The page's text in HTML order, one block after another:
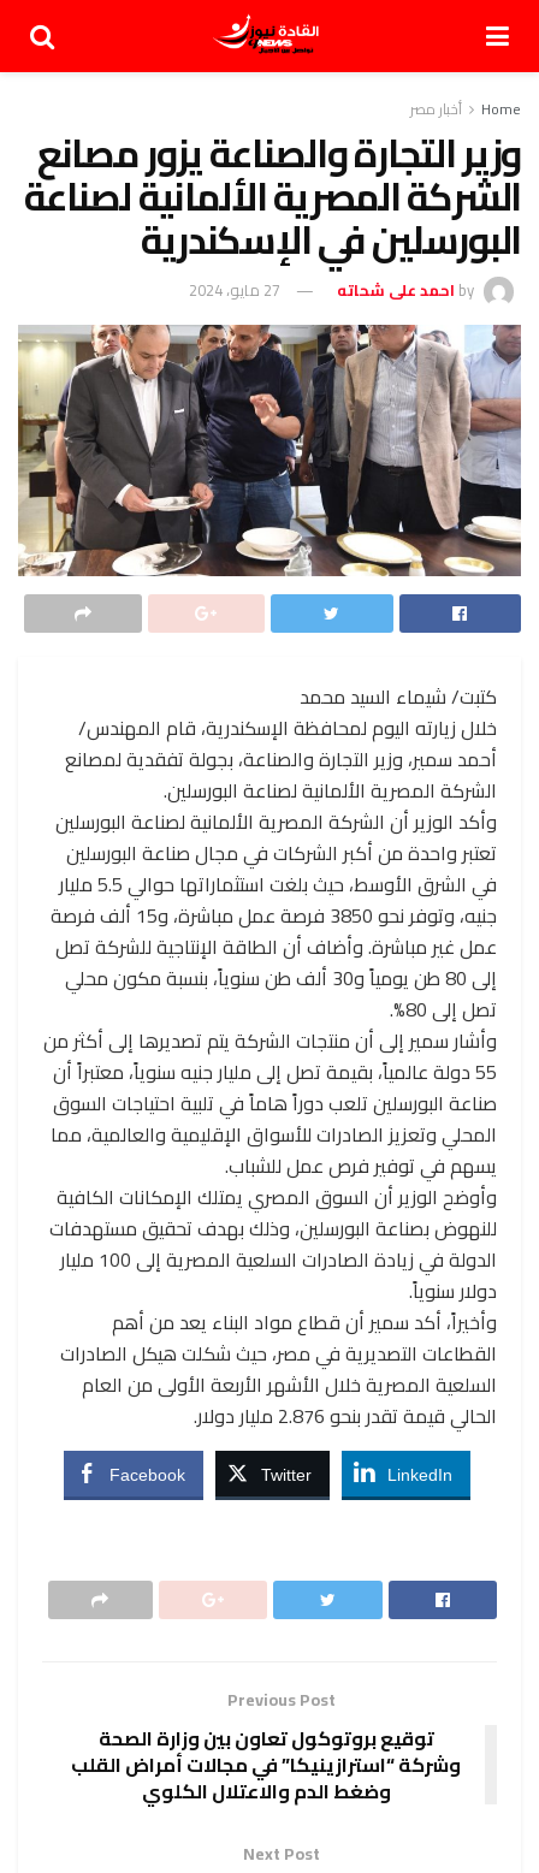
Home أخبار مصر
وزير التجارة والصناعة يزور مصانع
الشركة المصرية الألمانية لصناعة
البورسلين في الإسكندرية
by احمد على شحاته 27 مايو، 2024
كتبت/ شيماء السيد محمد
خلال زيارته اليوم لمحافظة الإسكندرية، قام المهندس/
أحمد سمير، وزير التجارة والصناعة، بجولة تفقدية لمصانع
الشركة المصرية الألمانية لصناعة البورسلين.
وأكد الوزير أن الشركة المصرية الألمانية لصناعة البورسلين
تعتبر واحدة من أكبر الشركات في مجال صناعة البورسلين
في الشرق الأوسط، حيث بلغت استثماراتها حوالي 5.5 مليار
جنيه، وتوفر نحو 3850 فرصة عمل مباشرة، و15 ألف فرصة
عمل غير مباشرة. وأضاف أن الطاقة الإنتاجية للشركة تصل
إلى 80 طن يومياً و30 ألف طن سنوياً، بنسبة مكون محلي
تصل إلى 80%.
وأشار سمير إلى أن منتجات الشركة يتم تصديرها إلى أكثر من
55 دولة عالمياً، بقيمة تصل إلى مليار جنيه سنوياً، معتبراً أن
صناعة البورسلين تلعب دوراً هاماً في تلبية احتياجات السوق
المحلي وتعزيز الصادرات للأسواق الإقليمية والعالمية، مما
يسهم في توفير فرص عمل للشباب.
وأوضح الوزير أن السوق المصري يمتلك الإمكانات الكافية
للنهوض بصناعة البورسلين، وذلك بهدف تحقيق مستهدفات
الدولة في زيادة الصادرات السلعية المصرية إلى 100 مليار
دولار سنوياً.
وأخيراً، أكد سمير أن قطاع مواد البناء يعد من أهم
القطاعات التصديرية في مصر، حيث شكلت هيكل الصادرات
السلعية المصرية خلال الأشهر الأربعة الأولى من العام
الحالي قيمة تقدر بنحو 2.876 مليار دولار.
Facebook Twitter LinkedIn
Previous Post
توقيع بروتوكول تعاون بين وزارة الصحة
وشركة “استرازينيكا” في مجالات أمراض القلب
وضغط الدم والاعتلال الكلوي
Next Post